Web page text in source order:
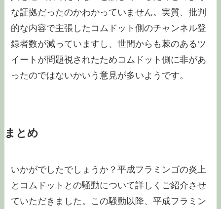
な証拠だったのかわかっていません。実質、批判
的な内容で主張したコムドット側のチャンネル登
録者数が減っていますし、世間からも棘のあるツ
イートが問題視されたためコムドット側に非があ
ったのではないかいう意見が多いようです。
まとめ
いかがでしたでしょうか？平成フラミンゴの炎上
とコムドットとの騒動について詳しくご紹介させ
ていただきました。この騒動以降、平成フラミン